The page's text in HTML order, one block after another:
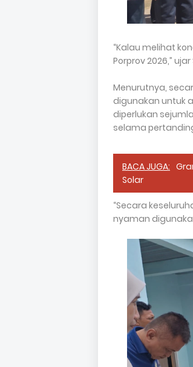
“Kalau melihat
Porprov 2026,”
Menurutnya,
digunakan untuk
diperlukan
selama
BACA JUGA:
Solar
“Secara
nyaman